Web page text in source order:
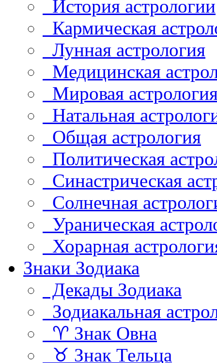
История астрологии
Кармическая
Лунная астрология
Медицинская
Мировая
Натальная
Общая астрология
Политическая
Синастрическая
Солнечная
Ураническая
Хорарная
Знаки Зодиака
Декады Зодиака
Зодиакальная
♈ Знак Овна
♉ Знак Тельца